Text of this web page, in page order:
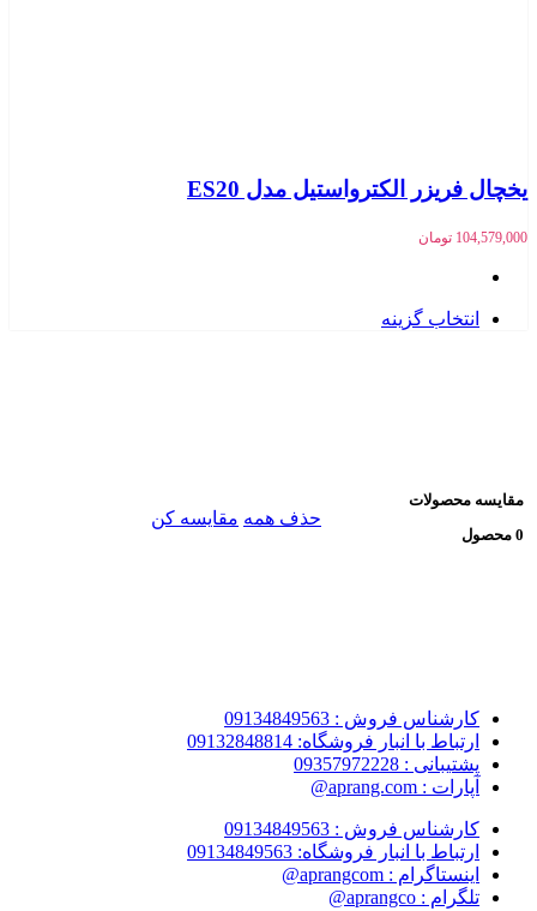
یخچال فریزر الکترواستیل مدل ES20
104,579,000 تومان
انتخاب گزینه
مقایسه محصولات
0 محصول
حذف همه مقایسه کن
کارشناس فروش : 09134849563
ارتباط با انبار فروشگاه: 09132848814
پشتیبانی : 09357972228
آپارات : aprang.com@
کارشناس فروش : 09134849563
ارتباط با انبار فروشگاه: 09134849563
اینستاگرام : aprangcom@
تلگرام : aprangco@